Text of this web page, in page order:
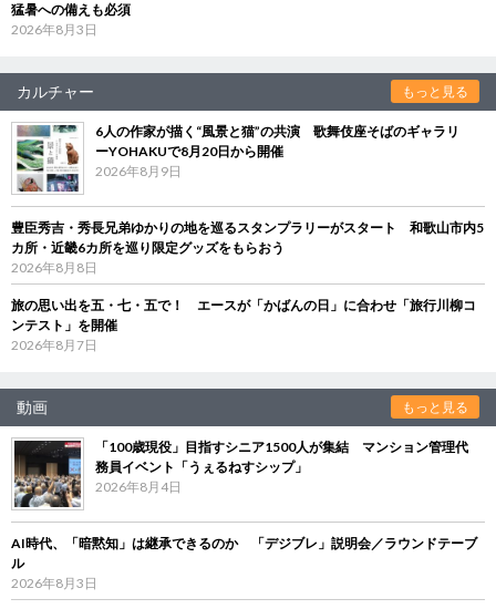
猛暑への備えも必須
2026年8月3日
カルチャー もっと見る
6人の作家が描く“風景と猫”の共演 歌舞伎座そばのギャラリ
ーYOHAKUで8月20日から開催
2026年8月9日
豊臣秀吉・秀長兄弟ゆかりの地を巡るスタンプラリーがスタート 和歌山市内5
カ所・近畿6カ所を巡り限定グッズをもらおう
2026年8月8日
旅の思い出を五・七・五で！ エースが「かばんの日」に合わせ「旅行川柳コ
ンテスト」を開催
2026年8月7日
動画 もっと見る
「100歳現役」目指すシニア1500人が集結 マンション管理代
務員イベント「うぇるねすシップ」
2026年8月4日
AI時代、「暗黙知」は継承できるのか 「デジブレ」説明会／ラウンドテーブ
ル
2026年8月3日